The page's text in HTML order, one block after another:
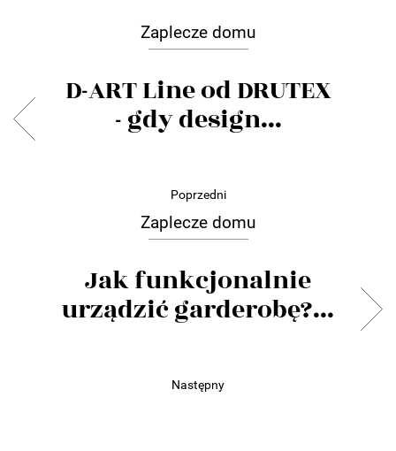
Zaplecze domu
D-ART Line od DRUTEX
- gdy design...
Poprzedni
Zaplecze domu
Jak funkcjonalnie
urządzić garderobę?...
Następny